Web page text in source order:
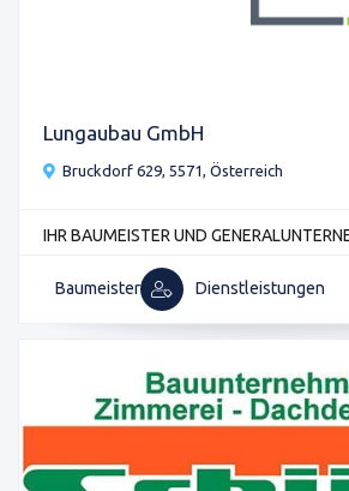
Lungaubau GmbH
Bruckdorf 629, 5571, Österreich
IHR BAUMEISTER UND
Baumeister Dienstleistungen